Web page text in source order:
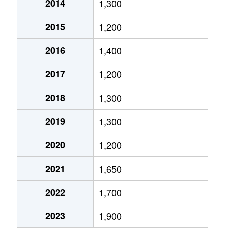
1,900万円 ししぶ
1,900万円 古賀
2014
1,300
2015
1,200
2016
1,400
2017
1,200
2018
1,300
2019
1,300
2020
1,200
2021
1,650
2022
1,700
2023
1,900